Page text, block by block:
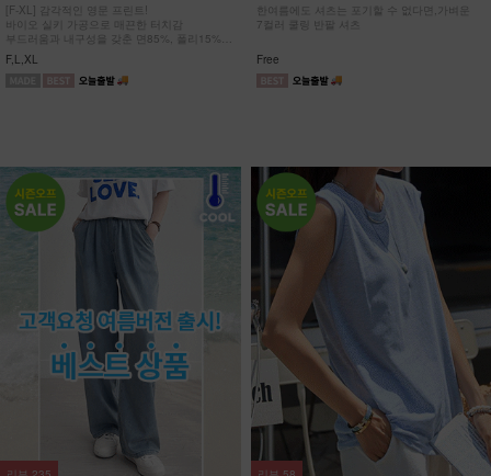
[F-XL] 감각적인 영문 프린트!
바이오 실키 가공으로 매끈한 터치감
부드러움과 내구성을 갖춘 면85%, 폴리15%
#NAK MADE.
F,L,XL
한여름에도 셔츠는 포기할 수 없다면,가벼운
7컬러 쿨링 반팔 셔츠
Free